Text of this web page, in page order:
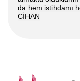
da hem istihdamı
CİHAN